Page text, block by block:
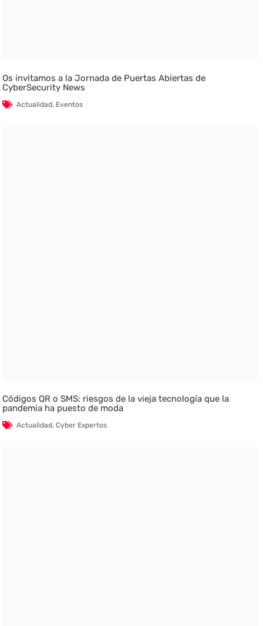
Os invitamos a la Jornada de Puertas Abiertas de
CyberSecurity News
Actualidad, Eventos
Códigos QR o SMS: riesgos de la vieja tecnología que la
pandemia ha puesto de moda
Actualidad,Cyber Expertos